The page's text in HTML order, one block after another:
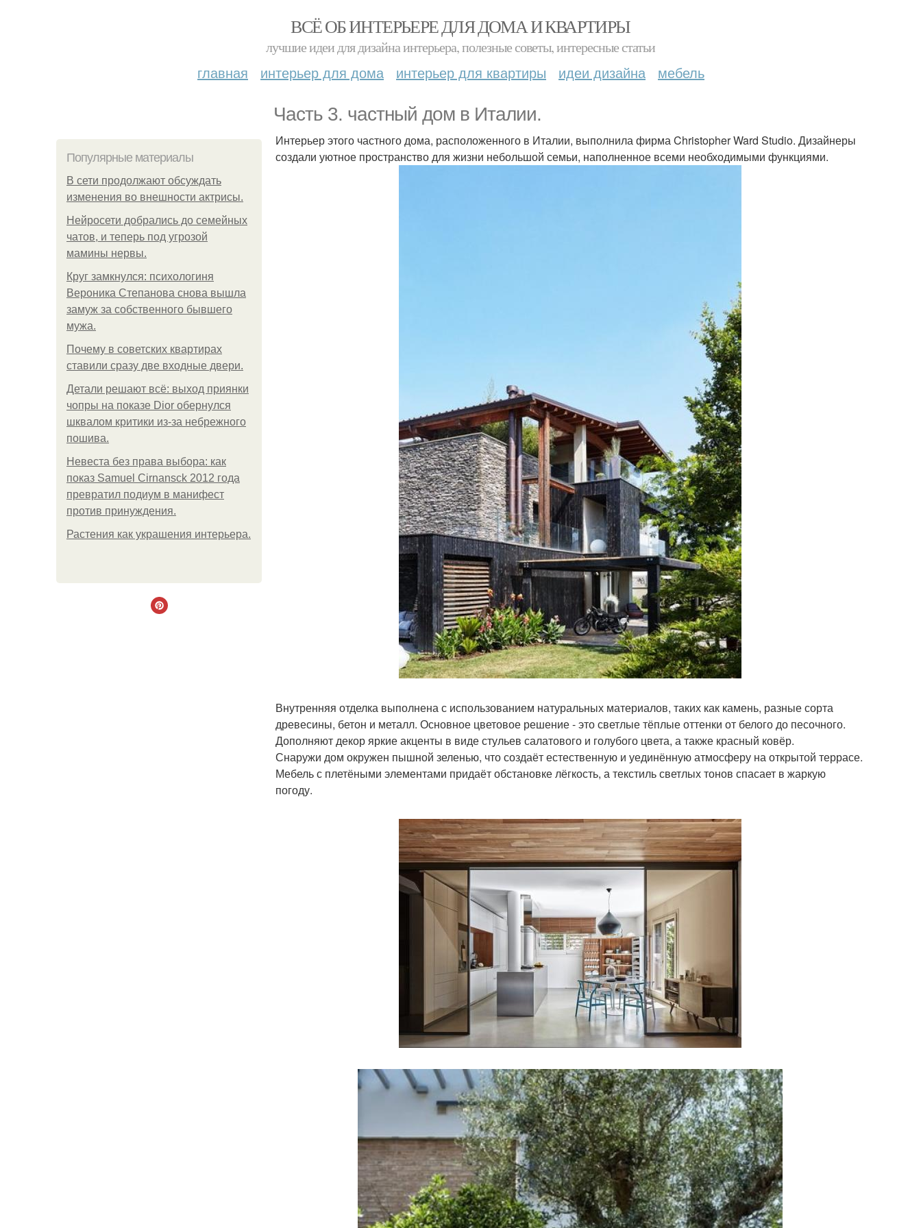
ВСЁ ОБ ИНТЕРЬЕРЕ ДЛЯ ДОМА И КВАРТИРЫ
лучшие идеи для дизайна интерьера, полезные советы, интересные статьи
главная интерьер для дома интерьер для квартиры идеи дизайна мебель
Часть 3. частный дом в Италии.
Популярные материалы
В сети продолжают обсуждать
изменения во внешности актрисы.
Нейросети добрались до семейных
чатов, и теперь под угрозой
мамины нервы.
Круг замкнулся: психологиня
Вероника Степанова снова вышла
замуж за собственного бывшего
мужа.
Почему в советских квартирах
ставили сразу две входные двери.
Детали решают всё: выход приянки
чопры на показе Dior обернулся
шквалом критики из-за небрежного
пошива.
Невеста без права выбора: как
показ Samuel Cirnansck 2012 года
превратил подиум в манифест
против принуждения.
Растения как украшения интерьера.
Интерьер этого частного дома, расположенного в Италии, выполнила фирма Christopher Ward Studio. Дизайнеры
создали уютное пространство для жизни небольшой семьи, наполненное всеми необходимыми функциями.
Внутренняя отделка выполнена с использованием натуральных материалов, таких как камень, разные сорта
древесины, бетон и металл. Основное цветовое решение - это светлые тёплые оттенки от белого до песочного.
Дополняют декор яркие акценты в виде стульев салатового и голубого цвета, а также красный ковёр.
Снаружи дом окружен пышной зеленью, что создаёт естественную и уединённую атмосферу на открытой террасе.
Мебель с плетёными элементами придаёт обстановке лёгкость, а текстиль светлых тонов спасает в жаркую
погоду.